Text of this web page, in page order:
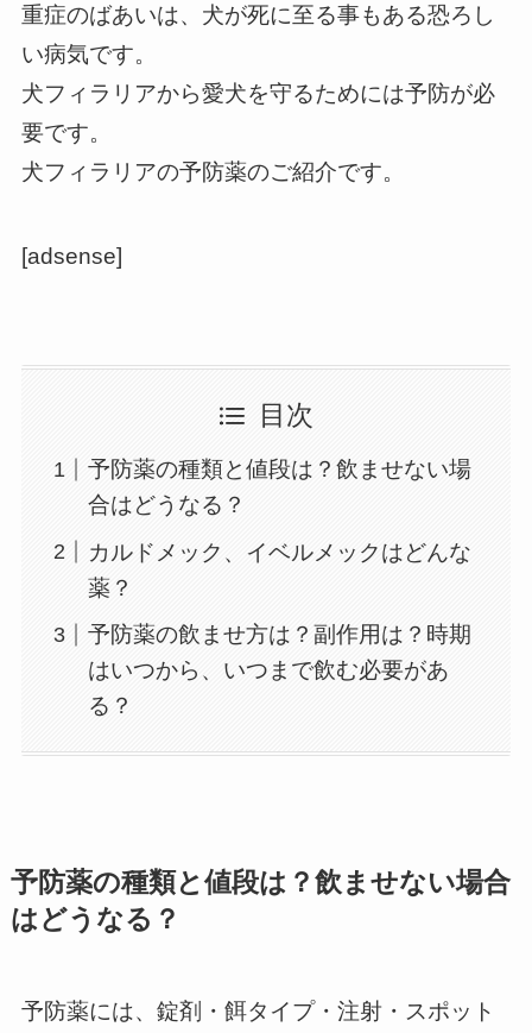
重症のばあいは、犬が死に至る事もある恐ろし
い病気です。
犬フィラリアから愛犬を守るためには予防が必
要です。
犬フィラリアの予防薬のご紹介です。
[adsense]
目次
予防薬の種類と値段は？飲ませない場
合はどうなる？
カルドメック、イベルメックはどんな
薬？
予防薬の飲ませ方は？副作用は？時期
はいつから、いつまで飲む必要があ
る？
予防薬の種類と値段は？飲ませない場合
はどうなる？
予防薬には、錠剤・餌タイプ・注射・スポット